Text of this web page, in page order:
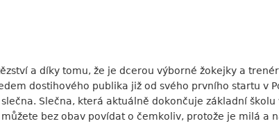
a díky tomu, že je dcerou výborné žokejky a
dostihového publika již od svého prvního startu v
Slečna, která aktuálně dokončuje základní školu
bez obav povídat o čemkoliv, protože je milá a